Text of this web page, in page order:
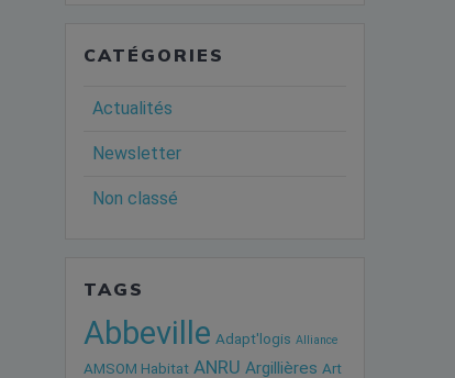
CATÉGORIES
Actualités
Newsletter
Non classé
TAGS
Abbeville Adapt'logis Alliance
AMSOM Habitat ANRU Argillières Art